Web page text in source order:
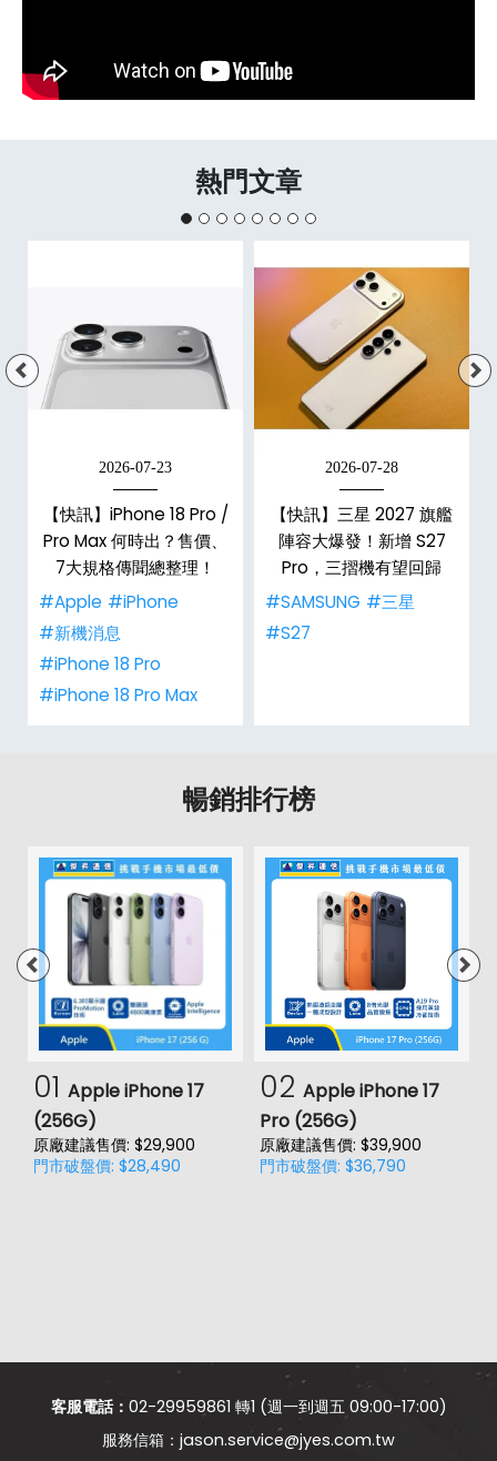
熱門文章
2026-07-23
【快訊】iPhone 18 Pro /
Pro Max 何時出？售價、
7大規格傳聞總整理！
#Apple #iPhone
#新機消息
#iPhone 18 Pro
#iPhone 18 Pro Max
2026-07-28
【快訊】三星 2027 旗艦
陣容大爆發！新增 S27
Pro，三摺機有望回歸
#SAMSUNG #三星
#S27
暢銷排行榜
01 Apple iPhone 17
(256G)
原廠建議售價: $29,900
門市破盤價: $28,490
02 Apple iPhone 17
Pro (256G)
原廠建議售價: $39,900
門市破盤價: $36,790
客服電話： 02-29959861 轉1 (週一到週五 09:00-17:00)
jason.service@jyes.com.tw